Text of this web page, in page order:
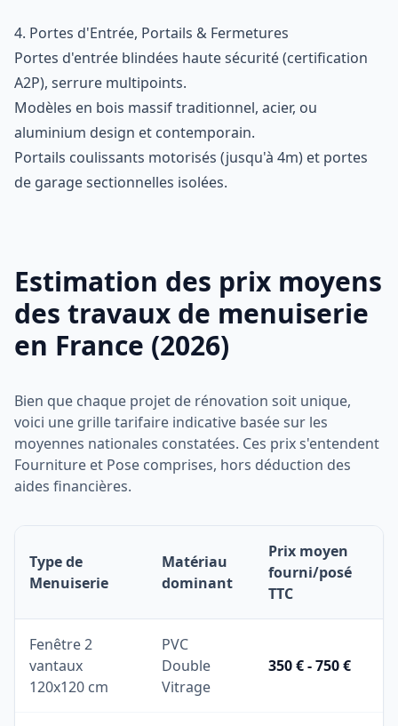
4. Portes d'Entrée, Portails & Fermetures
Portes d'entrée blindées haute sécurité (certification
A2P), serrure multipoints.
Modèles en bois massif traditionnel, acier, ou
aluminium design et contemporain.
Portails coulissants motorisés (jusqu'à 4m) et portes
de garage sectionnelles isolées.
Estimation des prix moyens
des travaux de menuiserie
en France (2026)
Bien que chaque projet de rénovation soit unique,
voici une grille tarifaire indicative basée sur les
moyennes nationales constatées. Ces prix s'entendent
Fourniture et Pose comprises, hors déduction des
aides financières.
Type de
Menuiserie
Matériau
dominant
Prix moyen
fourni/posé
TTC
Fenêtre 2
vantaux
120x120 cm
PVC
Double
Vitrage
350 € - 750 €